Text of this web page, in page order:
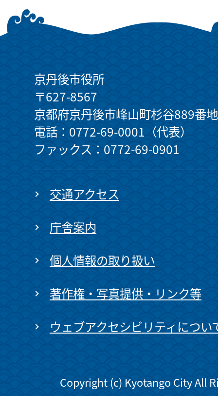
京丹後市役所
〒627-8567
京都府京丹後市峰山町杉谷889番地
電話：0772-69-0001（代表）
ファックス：0772-69-0901
交通アクセス
庁舎案内
個人情報の取り扱い
著作権・写真提供・リンク等
ウェブアクセシビリティについ
Copyright (c) Kyotango City All